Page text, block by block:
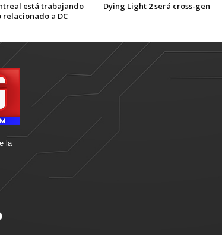
está trabajando
relacionado a DC
Dying Light 2 será cross-gen
la